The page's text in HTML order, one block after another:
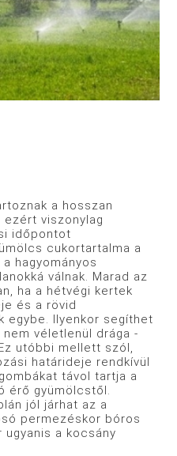
a hosszan
viszonylag
időpontot
cukortartalma a
hagyományos
válnak. Marad az
ha a hétvégi kertek
és a rövid
egybe. Ilyenkor segíthet
véletlenül drága -
utóbbi mellett szól,
határideje rendkívül
távol tartja a
érő gyümölcstől.
jól járhat az a
permezéskor bóros
a kocsány